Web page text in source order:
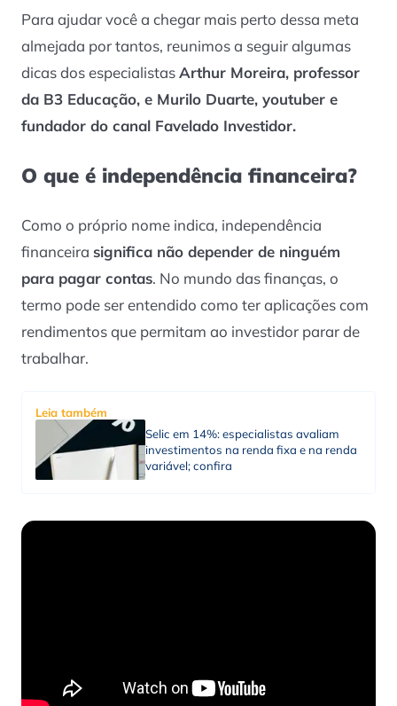
Para ajudar você a chegar mais perto dessa meta
almejada por tantos, reunimos a seguir algumas
dicas dos especialistasArthur Moreira, professor
da B3 Educação, e Murilo Duarte, youtuber e
fundador do canal Favelado Investidor.
O que é independência financeira?
Como o próprio nome indica, independência
financeira significa não depender de ninguém
para pagar contas. No mundo das finanças, o
termo pode ser entendido como ter aplicações com
rendimentos que permitam ao investidor parar de
trabalhar.
Leia também
Selic em 14%: especialistas avaliam
investimentos na renda fixa e na renda
variável; confira